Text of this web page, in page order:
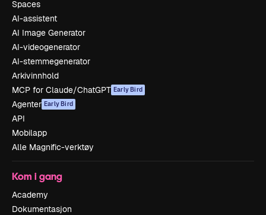
Spaces
AI-assistent
AI Image Generator
AI-videogenerator
AI-stemmegenerator
Arkivinnhold
MCP for Claude/ChatGPT Early Bird
Agenter Early Bird
API
Mobilapp
Alle Magnific-verktøy
Kom i gang
Academy
Dokumentasjon